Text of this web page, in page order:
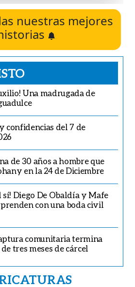
nuestras mejores
Una madrugada de
confidencias del 7 de
de 30 años a hombre que
en la 24 de Diciembre
sí! Diego De Obaldía y Mafe
con una boda civil
comunitaria termina
tres meses de cárcel